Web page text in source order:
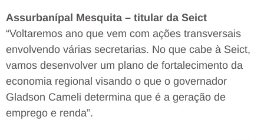
Assurbanípal Mesquita – titular da Seict
“Voltaremos ano que vem com ações transversais
envolvendo várias secretarias. No que cabe à Seict,
vamos desenvolver um plano de fortalecimento da
economia regional visando o que o governador
Gladson Cameli determina que é a geração de
emprego e renda”.